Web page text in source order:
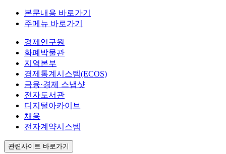
본문내용 바로가기
주메뉴 바로가기
경제연구원
화폐박물관
지역본부
경제통계시스템(ECOS)
금융·경제 스냅샷
전자도서관
디지털아카이브
채용
전자계약시스템
관련사이트 바로가기